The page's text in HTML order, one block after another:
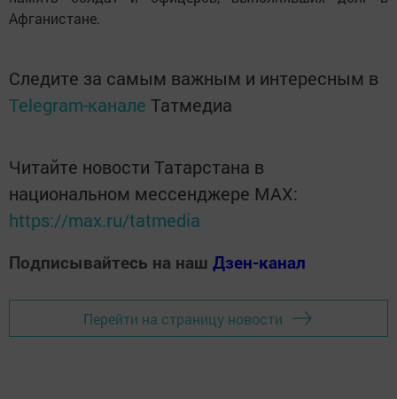
Афганистане.
Следите за самым важным и интересным в
Telegram-канале Татмедиа
Читайте новости Татарстана в
национальном мессенджере MАХ:
https://max.ru/tatmedia
Подписывайтесь на наш Дзен-канал
Перейти на страницу новости